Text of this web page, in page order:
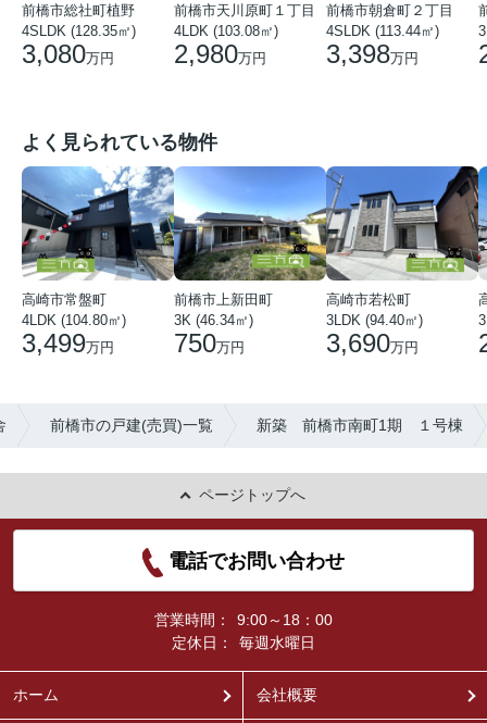
前橋市総社町植野
4SLDK (128.35㎡)
3,080万円
前橋市天川原町１丁目
4LDK (103.08㎡)
2,980万円
前橋市朝倉町２丁目
4SLDK (113.44㎡)
3,398万円
よく見られている物件
高崎市常盤町
4LDK (104.80㎡)
3,499万円
前橋市上新田町
3K (46.34㎡)
750万円
高崎市若松町
3LDK (94.40㎡)
3,690万円
前橋市の戸建(売買)一覧 新築 前橋市南町1期 １号棟
ページトップへ
電話でお問い合わせ
営業時間：
9:00～18：00
定休日：
毎週水曜日
ホーム 会社概要